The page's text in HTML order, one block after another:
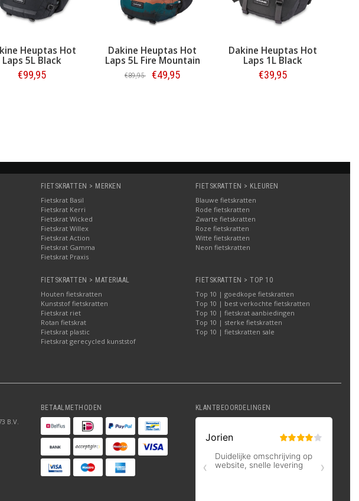
Fietsrugzak
16L Black
€89,95
Dakine Heuptas Hot
Laps 5L Black
€99,95
Dakine Heuptas Hot
Laps 5L Fire Mountain
€49,95
FIETSKRATTEN > MERKEN
Fietskrat Basil
Fietskrat Kerri
Fietskrat Wicked
Fietskrat Willex
Fietskrat Action
Fietskrat Gamma
Fietskrat Praxis
FIETSKRATTEN > KLEUREN
Blauwe fietskratten
Rode fietskratten
Zwarte fietskratten
Roze fietskratten
Witte fietskratten
Neon fietskratten
FIETSKRATTEN > MATERIAAL
Houten fietskratten
Kunststof fietskratten
Fietskrat riet
Rotan fietskrat
Fietskrat plastic
Fietskrat gerecycled kunststof
FIETSKRATTEN > TOP 10
Top 10 | goedkope fietskratten
Top 10 | best verkochte fietskratten
Top 10 | fietskrat aanbiedingen
Top 10 | sterke fietskratten
Top 10 | fietskratten sale
B.V.
BETAALMETHODEN KLANTBEOORDELINGEN